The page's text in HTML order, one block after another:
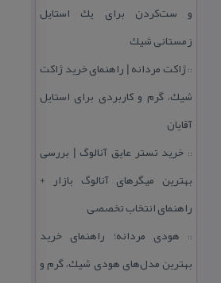
و ست‌كردن برای یك استایل
زمستانی شیك
::ژاكت مردانه | راهنمای خرید ژاكت
شیك، گرم و كاربردی برای استایل
آقایان
:: خرید تستر عایق آنالوگ | بررسی
بهترین میگرهای آنالوگ بازار +
راهنمای انتخاب تخصصی
:: هودی مردانه؛ راهنمای خرید
بهترین مدل‌های هودی شیك، گرم و